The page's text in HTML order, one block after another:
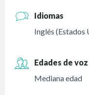
Idiomas
Inglés (Estados
Edades de voz
Mediana edad